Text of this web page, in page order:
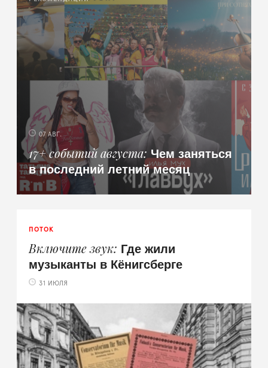
07 АВГ.
17+ событий августа Чем заняться
в последний летний месяц
ПОТОК
Включите звук Где жили
музыканты в Кёнигсберге
31 ИЮЛЯ